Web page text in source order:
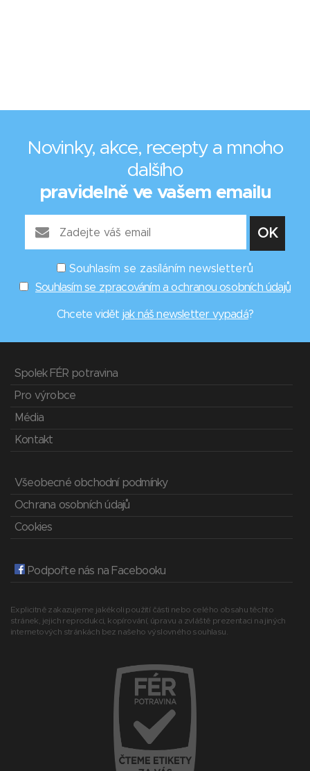
Novinky, akce, recepty a mnoho
dalšího
pravidelně ve vašem emailu
Souhlasím se zasíláním newsletterů
Souhlasím se zpracováním a ochranou osobních údajů
Chcete vidět jak náš newsletter vypadá?
Spolek FÉR potravina
Pro výrobce
Média
Kontakt
Všeobecné obchodní podmínky
Ochrana osobních údajů
Cookies
Podpořte nás na Facebooku
Explicitně zakazujeme jakékoli použití části nebo celého obsahu těchto
stránek, jejich reprodukci, kopírování, úpravu a zvláště prezentaci na jiných
internetových stránkách bez našeho výslovného souhlasu.